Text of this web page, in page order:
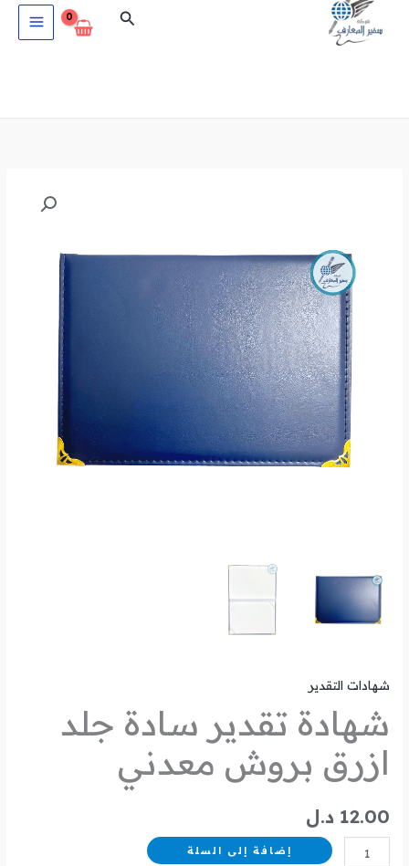
البحث
شهادات التقدير
شهادة تقدير سادة جلد
ازرق بروش معدني
12.00 د.ل
إضافة إلى السلة